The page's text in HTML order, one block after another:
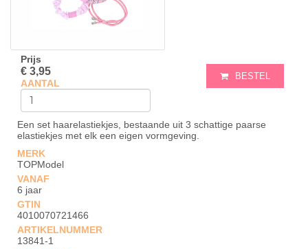
Prijs
€ 3,95
AANTAL
BESTEL
Een set haarelastiekjes, bestaande uit 3 schattige paarse
elastiekjes met elk een eigen vormgeving.
MERK
TOPModel
VANAF
6 jaar
GTIN
4010070721466
ARTIKELNUMMER
13841-1